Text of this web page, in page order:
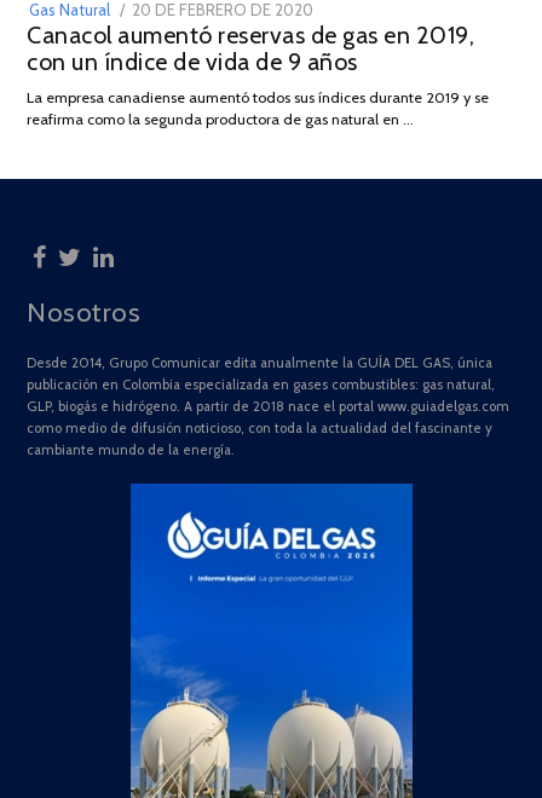
Gas Natural
POSTED
ON
20 DE FEBRERO DE 2020
DE
JULIO
2025
Canacol aumentó reservas de gas en 2019,
con un índice de vida de 9 años
La empresa canadiense aumentó todos sus índices durante 2019 y se
reafirma como la segunda productora de gas natural en …
Nosotros
Desde 2014, Grupo Comunicar edita anualmente la GUÍA DEL GAS, única
publicación en Colombia especializada en gases combustibles: gas natural,
GLP, biogás e hidrógeno. A partir de 2018 nace el portal www.guiadelgas.com
como medio de difusión noticioso, con toda la actualidad del fascinante y
cambiante mundo de la energía.